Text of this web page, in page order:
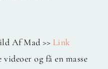
Af Mad >> Link
og få en masse